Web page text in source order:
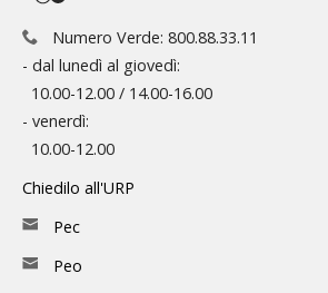
Numero Verde: 800.88.33.11
- dal lunedì al giovedì:
10.00-12.00 / 14.00-16.00
- venerdì:
10.00-12.00
Chiedilo all'URP
Pec
Peo